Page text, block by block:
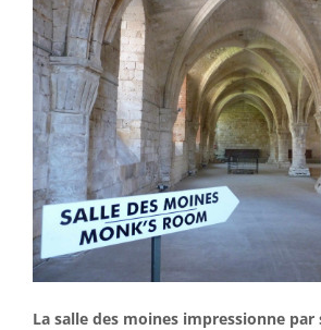
La salle des moines impressionne par